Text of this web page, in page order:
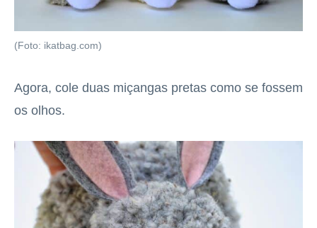
(Foto: ikatbag.com)
Agora, cole duas miçangas pretas como se fossem
os olhos.